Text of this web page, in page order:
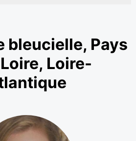
bleucielle, Pays
Loire-